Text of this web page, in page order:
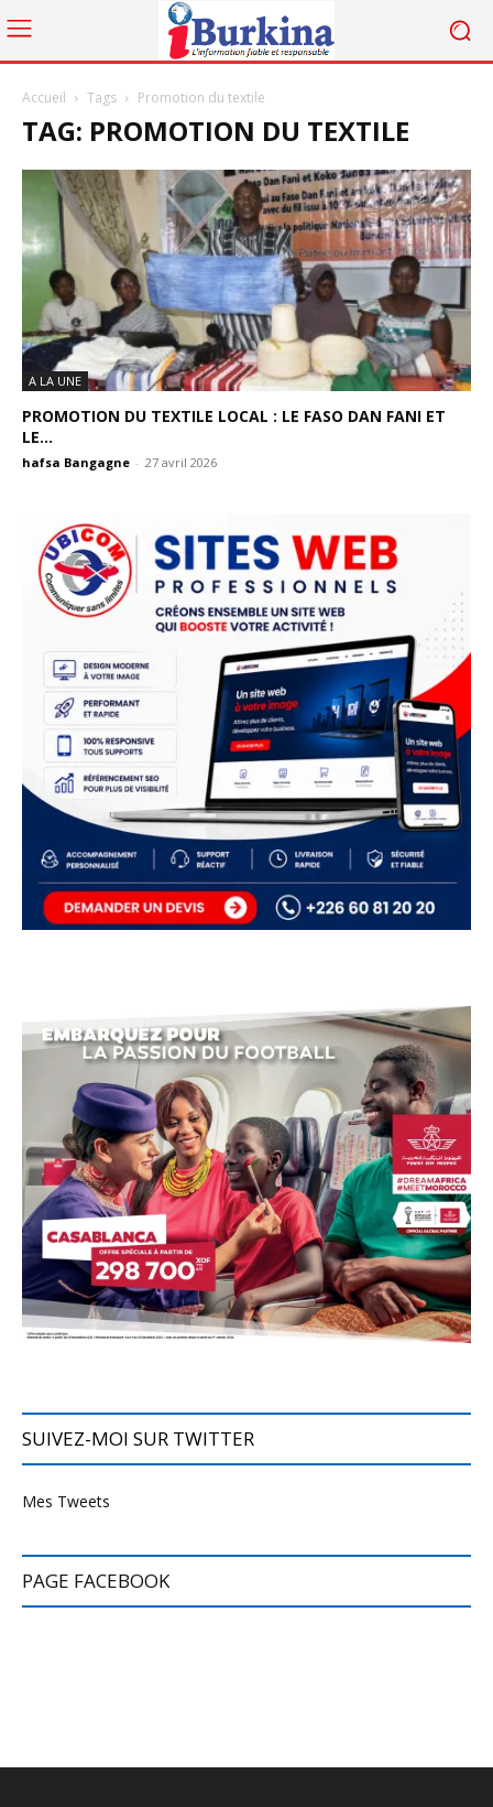
Accueil Tags Promotion du textile
TAG: PROMOTION DU TEXTILE
A LA UNE
PROMOTION DU TEXTILE LOCAL : LE FASO DAN FANI ET
LE...
hafsa Bangagne - 27 avril 2026
SUIVEZ-MOI SUR TWITTER
Mes Tweets
PAGE FACEBOOK